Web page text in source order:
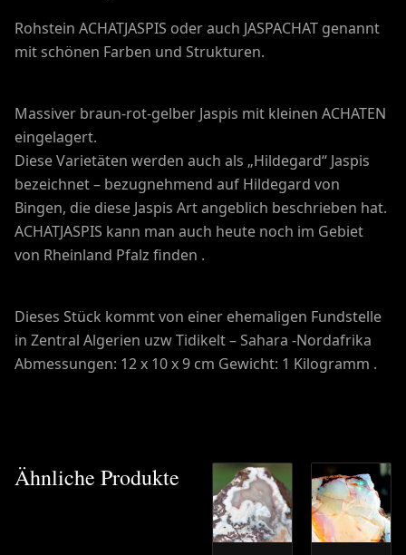
Rohstein ACHATJASPIS oder auch JASPACHAT genannt
mit schönen Farben und Strukturen.
Massiver braun-rot-gelber Jaspis mit kleinen ACHATEN
eingelagert.
Diese Varietäten werden auch als „Hildegard“ Jaspis
bezeichnet – bezugnehmend auf Hildegard von
Bingen, die diese Jaspis Art angeblich beschrieben hat.
ACHATJASPIS kann man auch heute noch im Gebiet
von Rheinland Pfalz finden .
Dieses Stück kommt von einer ehemaligen Fundstelle
in Zentral Algerien uzw Tidikelt – Sahara -Nordafrika
Abmessungen: 12 x 10 x 9 cm Gewicht: 1 Kilogramm .
Ähnliche Produkte